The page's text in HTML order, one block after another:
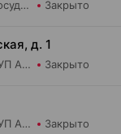
БелЛекоЦентр РУП Государственная аптека №47 Закрыто
д. 1
Минская Фармация РУП Аптека №175 Закрыто
Минская Фармация РУП Аптека №79 Закрыто